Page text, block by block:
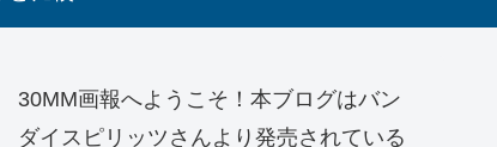
30MM画報へようこそ！本ブログはバン
ダイスピリッツさんより発売されている